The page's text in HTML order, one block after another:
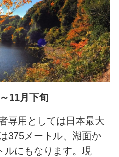
11月下旬
専用としては日本最大
375メートル、湖面か
ルにもなります。現